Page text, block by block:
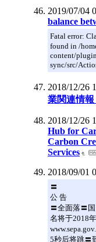
2019/07/04
balance
Fatal error:
found in /
content/
sync/src/
2018/12/26
業関連情報
2018/12/26
Hub for
Carbon
Services
2018/09/01
〓
公 告
〓全面落〓
名将于2018
5秒后将跳〓